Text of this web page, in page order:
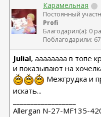
Карамельная
Постоянный
Profi
Благодарил(а): 0
Поблагодарили:
Julia!, аааааааа в топе
и показывают на
Межгрудка и
искать...
Allergan N-27-MF135-